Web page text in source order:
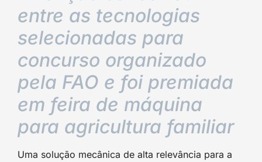
entre as tecnologias
selecionadas para
concurso organizado
pela FAO e foi premiada
em feira de máquina
para agricultura familiar
Uma solução mecânica de alta relevância para a